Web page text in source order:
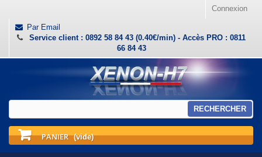
Connexion
Par Email
Service client : 0892 58 84 43 (0.40€/min) - Accès PRO : 0811
66 84 43
RECHERCHER
PANIER (vide)